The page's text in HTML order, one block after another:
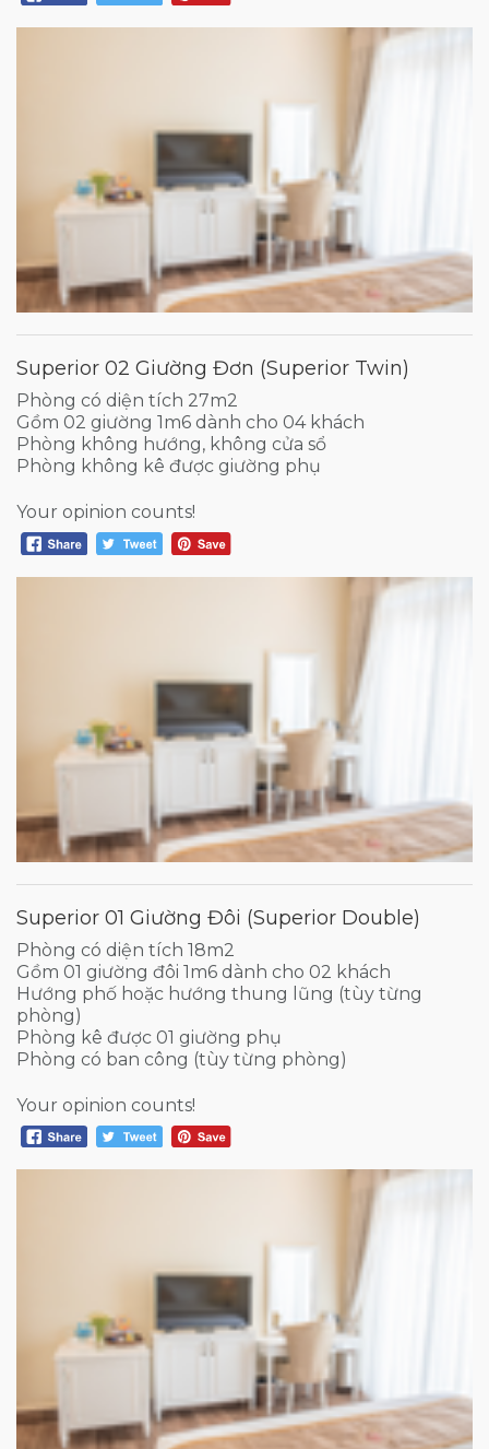
Superior 02 Giường Đơn (Superior Twin)
Phòng có diện tích 27m2
Gồm 02 giường 1m6 dành cho 04 khách
Phòng không hướng, không cửa sổ
Phòng không kê được giường phụ
Your opinion counts!
Superior 01 Giường Đôi (Superior Double)
Phòng có diện tích 18m2
Gồm 01 giường đôi 1m6 dành cho 02 khách
Hướng phố hoặc hướng thung lũng (tùy từng
phòng)
Phòng kê được 01 giường phụ
Phòng có ban công (tùy từng phòng)
Your opinion counts!